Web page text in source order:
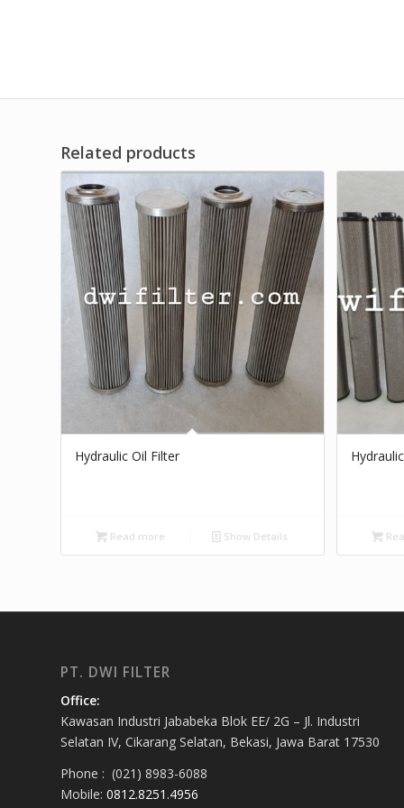
Related products
Hydraulic Oil Filter
Read more Show Details
PT. DWI FILTER
Office:
Kawasan Industri Jababeka Blok EE/ 2G – Jl. Industri
Selatan IV, Cikarang Selatan, Bekasi, Jawa Barat 17530
Phone : (021) 8983-6088
Mobile: 0812.8251.4956